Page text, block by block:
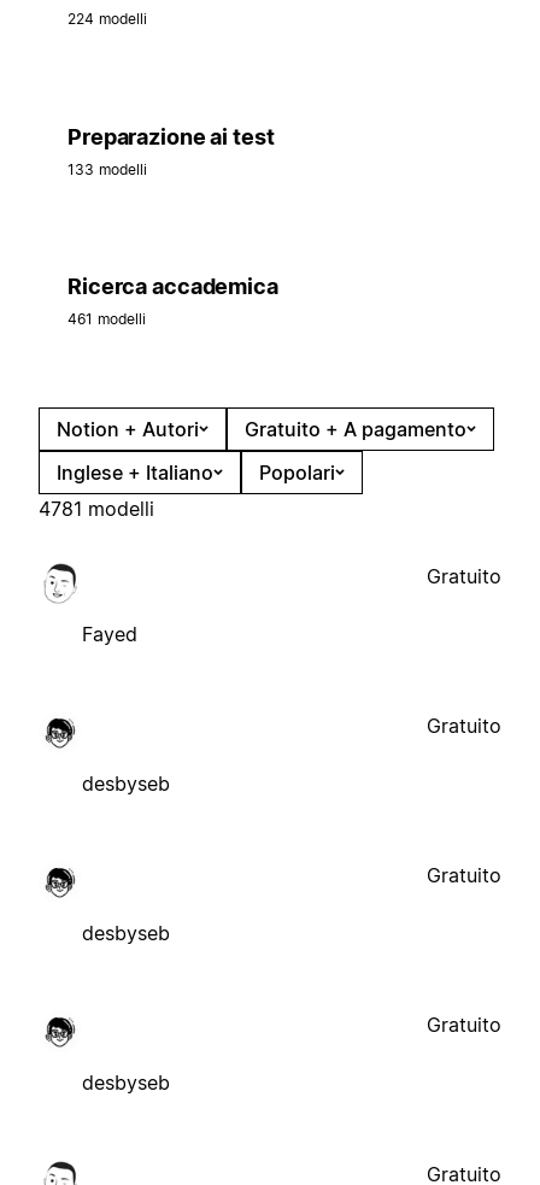
224 modelli
Preparazione ai test
133 modelli
Ricerca accademica
461 modelli
Notion + Autori
Gratuito + A pagamento
Inglese + Italiano
Popolari
4781 modelli
Fayed
Gratuito
desbyseb
Gratuito
desbyseb
Gratuito
desbyseb
Gratuito
Gratuito